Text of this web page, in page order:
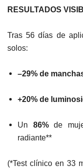
RESULTADOS
Tras 56 días de
solos:
–29% de
+20% de
Un 86%de
radiante**
(*Test clínico en 33